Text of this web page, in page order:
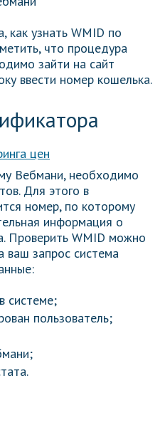
как узнать WMID по
что процедура
зайти на сайт
ввести номер кошелька.
Вебмани, необходимо
Для этого в
номер, по которому
информация о
Проверить WMID можно
ваш запрос система
системе;
пользователь;